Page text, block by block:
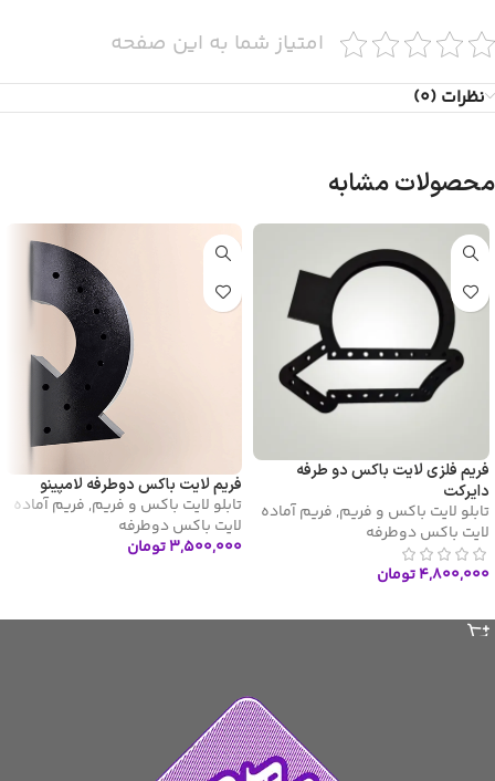
امتیاز شما به این صفحه
نظرات (0)
محصولات مشابه
فریم فلزی لایت باکس دو طرفه
دایرکت
تابلو لایت باکس و فریم, فریم آماده
لایت باکس دوطرفه
۴,۸۰۰,۰۰۰تومان
فریم لایت باکس دوطرفه لامپینو
تابلو لایت باکس و فریم, فریم آماده
لایت باکس دوطرفه
۳,۵۰۰,۰۰۰تومان